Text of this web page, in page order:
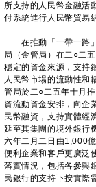
所支持的人民幣金融活
付系統進行人民幣貿易
在推動「一帶一路」
局（金管局）在二○二
穩定的資金來源，支持
人民幣市場的流動性和
管局於二○二五年十月
資流動資金安排，向企
民幣融資，支持實體經
延至其集團的境外銀行
六年二月二日由1,000
便利企業和客戶更廣泛
落實情況，包括各參與
民銀行的支持下按實際